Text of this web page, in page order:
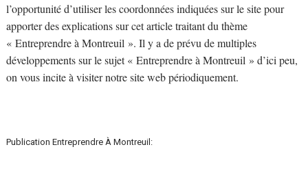
l’opportunité d’utiliser les coordonnées indiquées sur le site pour
apporter des explications sur cet article traitant du thème
« Entreprendre à Montreuil ». Il y a de prévu de multiples
développements sur le sujet « Entreprendre à Montreuil » d’ici peu,
on vous incite à visiter notre site web périodiquement.
Publication Entreprendre À Montreuil: